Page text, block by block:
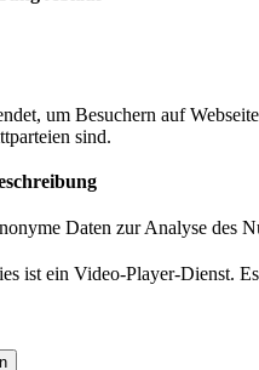
um Besuchern auf
sind.
Daten zur Analyse des
ist ein Video-Player-Dienst.